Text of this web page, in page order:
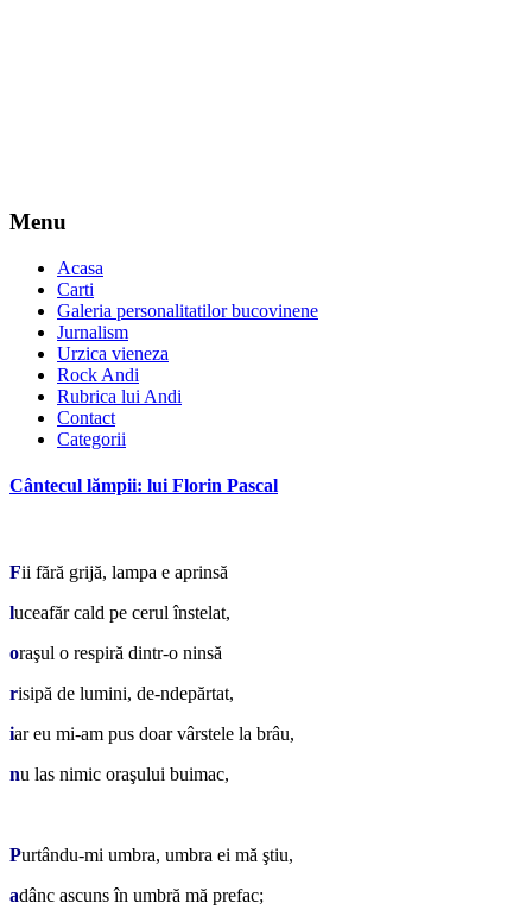
Menu
Acasa
Carti
Galeria personalitatilor bucovinene
Jurnalism
Urzica vieneza
Rock Andi
Rubrica lui Andi
Contact
Categorii
Cântecul lămpii: lui Florin Pascal
Fii fără grijă, lampa e aprinsă
luceafăr cald pe cerul înstelat,
oraşul o respiră dintr-o ninsă
risipă de lumini, de-ndepărtat,
iar eu mi-am pus doar vârstele la brâu,
nu las nimic oraşului buimac,
Purtându-mi umbra, umbra ei mă ştiu,
adânc ascuns în umbră mă prefac;